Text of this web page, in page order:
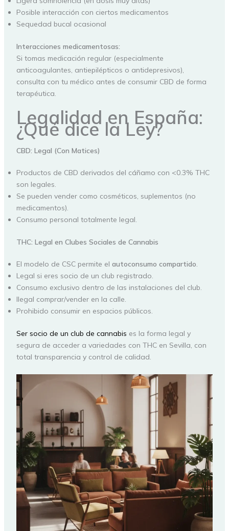
Posible interacción con ciertos medicamentos
Sequedad bucal ocasional
Interacciones medicamentosas:
Si tomas medicación regular (especialmente
anticoagulantes, antiepilépticos o antidepresivos),
consulta con tu médico antes de consumir CBD de forma
terapéutica.
Legalidad en España:
¿Qué dice la Ley?
CBD: Legal (Con Matices)
Productos de CBD derivados del cáñamo con <0.3% THC
son legales.
Se pueden vender como cosméticos, suplementos (no
medicamentos).
Consumo personal totalmente legal.
THC: Legal en Clubes Sociales de Cannabis
El modelo de CSC permite el autoconsumo compartido
Legal si eres socio de un club registrado.
Consumo exclusivo dentro de las instalaciones del club.
Ilegal comprar/vender en la calle.
Prohibido consumir en espacios públicos.
Ser socio de un club de cannabis es la forma legal y
segura de acceder a variedades con THC en Sevilla, con
total transparencia y control de calidad.